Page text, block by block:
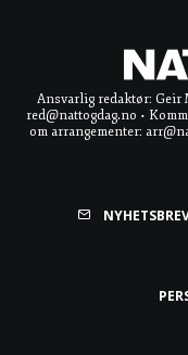
Ansvarlig redaktør: Geir
red@nattogdag.no •
om arrangementer: